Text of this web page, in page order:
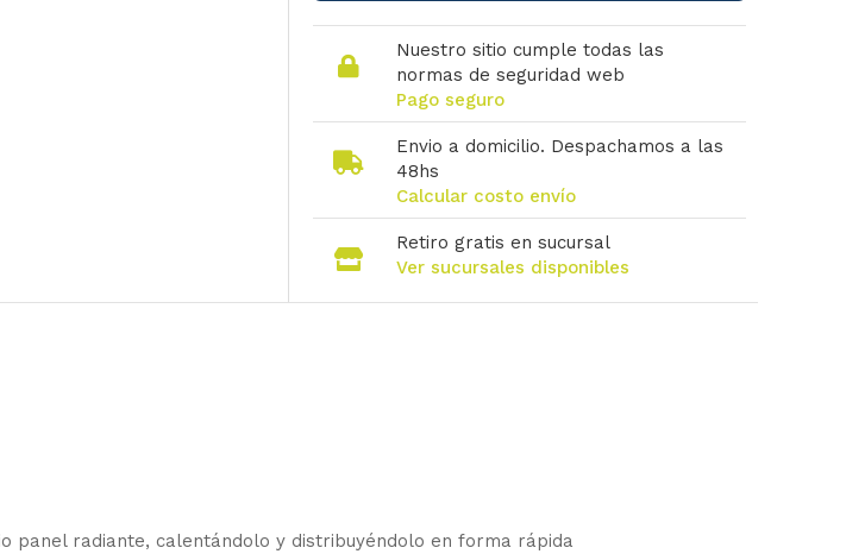
Nuestro sitio cumple todas las
normas de seguridad web
Pago seguro
Envio a domicilio. Despachamos a las
48hs
Calcular costo envío
Retiro gratis en sucursal
Ver sucursales disponibles
radiante, calentándolo y distribuyéndolo en forma rápida